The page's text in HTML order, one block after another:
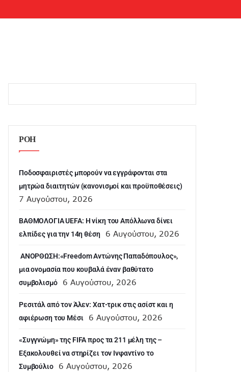
ΡΟΗ
Ποδοσφαιριστές μπορούν να εγγράφονται στα
μητρώα διαιτητών (κανονισμοί και προϋποθέσεις)
7 Αυγούστου, 2026
ΒΑΘΜΟΛΟΓΙΑ UEFA: Η νίκη του Απόλλωνα δίνει
ελπίδες για την 14η θέση
6 Αυγούστου, 2026
ANOΡΘΩΣΗ:«Freedom Αντώνης Παπαδόπουλος»,
μια ονομασία που κουβαλά έναν βαθύτατο
συμβολισμό
6 Αυγούστου, 2026
Ρεσιτάλ από τον Άλεν: Χατ-τρικ στις ασίστ και η
αφιέρωση του Μέσι
6 Αυγούστου, 2026
«Συγγνώμη» της FIFA προς τα 211 μέλη της –
Εξακολουθεί να στηρίζει τον Ινφαντίνο το
Συμβούλιο
6 Αυγούστου, 2026